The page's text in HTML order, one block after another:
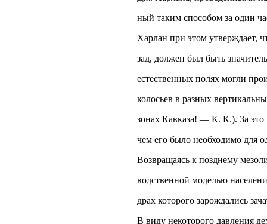
ный таким способом за один
Харлан при этом утверждает,
зад, должен был быть
естественных полях могли
колосьев в разных
зонах Кавказа! — К. К.). За это
чем его было необходимо для
Возвращаясь к позднему
водственной моделью
драх которого зарождались
В виду некоторого давления